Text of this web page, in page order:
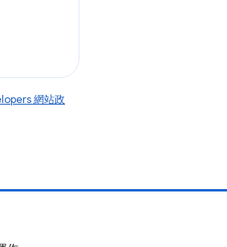
網站政